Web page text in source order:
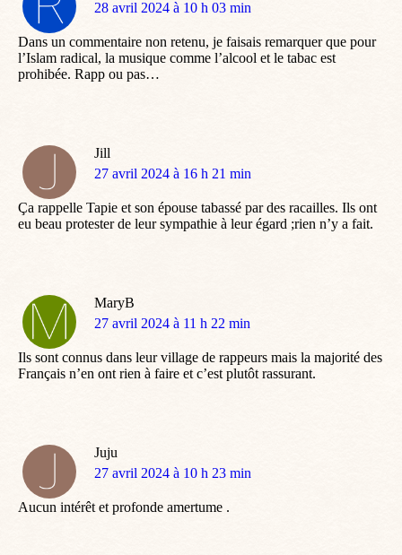
dit
28 avril 2024 à 10 h 03 min
Dans un commentaire non retenu, je faisais remarquer que pour
l’Islam radical, la musique comme l’alcool et le tabac est
prohibée. Rapp ou pas…
Jill
dit
27 avril 2024 à 16 h 21 min
Ça rappelle Tapie et son épouse tabassé par des racailles. Ils ont
eu beau protester de leur sympathie à leur égard ;rien n’y a fait.
MaryB
dit
27 avril 2024 à 11 h 22 min
Ils sont connus dans leur village de rappeurs mais la majorité des
Français n’en ont rien à faire et c’est plutôt rassurant.
Juju
dit
27 avril 2024 à 10 h 23 min
Aucun intérêt et profonde amertume .